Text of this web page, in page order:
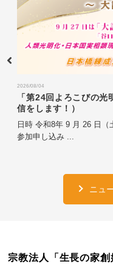
2026/08/04
「第24回よろこびの
信をします！）
日時 令和8年 9 月 26 日
参加申し込み ...
ニュ
宗教法人「生長の家創